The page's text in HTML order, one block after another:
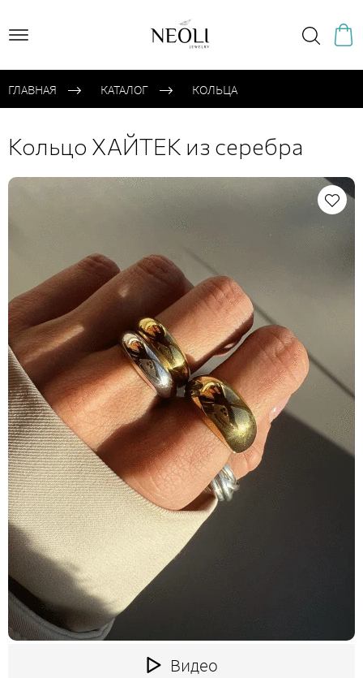
ГЛАВНАЯ КАТАЛОГ КОЛЬЦА
Кольцо ХАЙТЕК из серебра
Видео